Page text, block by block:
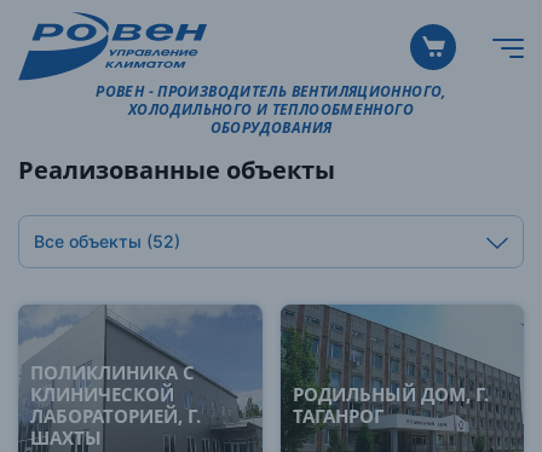
РОВЕН - ПРОИЗВОДИТЕЛЬ ВЕНТИЛЯЦИОННОГО,
ХОЛОДИЛЬНОГО И ТЕПЛООБМЕННОГО
ОБОРУДОВАНИЯ
Реализованные объекты
Все объекты (52)
ПОЛИКЛИНИКА С
КЛИНИЧЕСКОЙ
ЛАБОРАТОРИЕЙ, Г.
ШАХТЫ
РОДИЛЬНЫЙ ДОМ, Г.
ТАГАНРОГ